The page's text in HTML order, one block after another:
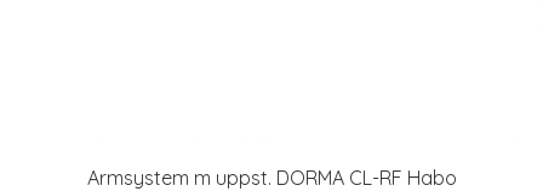
Armsystem m uppst. DORMA CL-RF Habo